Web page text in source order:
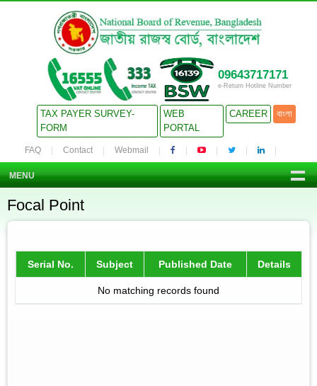
09643717171
e-Return Hotline Number
TAX PAYER SURVEY-
FORM
WEB
PORTAL
CAREER বাংলা
FAQ Contact Webmail
MENU
Focal Point
Serial No. Subject Published Date Details
No matching records found